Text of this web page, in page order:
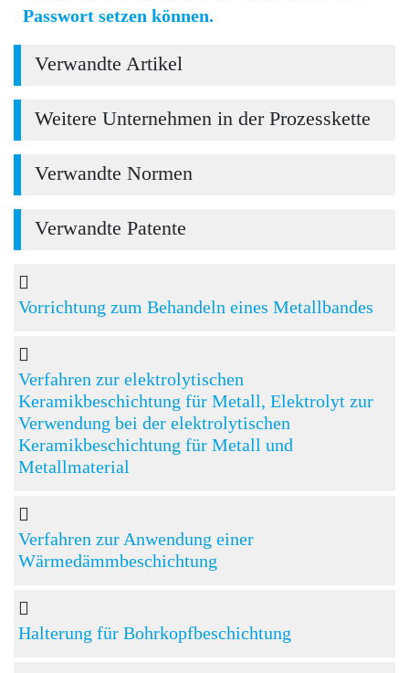
Passwort setzen können.
Verwandte Artikel
Weitere Unternehmen in der Prozesskette
Verwandte Normen
Verwandte Patente
Vorrichtung zum Behandeln eines Metallbandes
Verfahren zur elektrolytischen
Keramikbeschichtung für Metall, Elektrolyt zur
Verwendung bei der elektrolytischen
Keramikbeschichtung für Metall und
Metallmaterial
Verfahren zur Anwendung einer
Wärmedämmbeschichtung
Halterung für Bohrkopfbeschichtung